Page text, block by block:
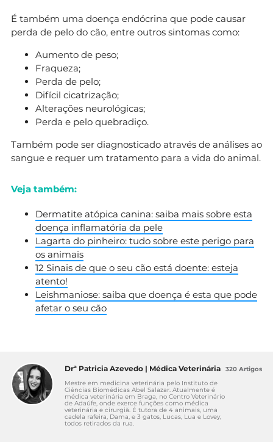
É também uma doença endócrina que pode causar
perda de pelo do cão, entre outros sintomas como:
Aumento de peso;
Fraqueza;
Perda de pelo;
Difícil cicatrização;
Alterações neurológicas;
Perda e pelo quebradiço.
Também pode ser diagnosticado através de análises ao
sangue e requer um tratamento para a vida do animal.
Veja também:
Dermatite atópica canina: saiba mais sobre esta
doença inflamatória da pele
Lagarta do pinheiro: tudo sobre este perigo para
os animais
12 Sinais de que o seu cão está doente: esteja
atento!
Leishmaniose: saiba que doença é esta que pode
afetar o seu cão
Drª Patricia Azevedo | Médica Veterinária
Mestre em medicina veterinária pelo Instituto de
Ciências Biomédicas Abel Salazar. Atualmente é
médica veterinária em Braga, no Centro Veterinário
de Adaúfe, onde exerce funções como médica
veterinária e cirurgiã. É tutora de 4 animais, uma
cadela rafeira, Dama, e 3 gatos, Lucas, Lua e Lovey,
todos retirados da rua.
320 Artigos